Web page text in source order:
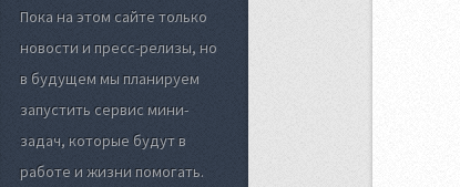
Пока на этом сайте только
новости и пресс-релизы, но
в будущем мы планируем
запустить сервис мини-
задач, которые будут в
работе и жизни помогать.